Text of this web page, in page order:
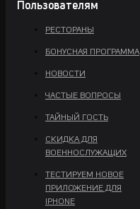
Пользователям
РЕСТОРАНЫ
БОНУСНАЯ ПРОГРАММА
НОВОСТИ
ЧАСТЫЕ ВОПРОСЫ
ТАЙНЫЙ ГОСТЬ
СКИДКА ДЛЯ
ВОЕННОСЛУЖАЩИХ
ТЕСТИРУЕМ НОВОЕ
ПРИЛОЖЕНИЕ ДЛЯ
IPHONE